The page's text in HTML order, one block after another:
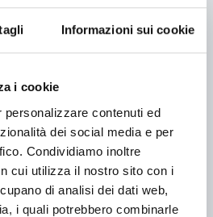
Informazioni sui cookie
i cookie
contenuti ed
dei social media e per
Condividiamo inoltre
cui utilizza il nostro sito con i
di analisi dei dati web,
i quali potrebbero combinarle
bollitore e tostapane. Nel
e nell'appartamento
antivirale e antibatterico
di ossidazione
possono condividere
da giardino e un
godere dell'ombra di due
circondati da arbusti
di un posto auto.